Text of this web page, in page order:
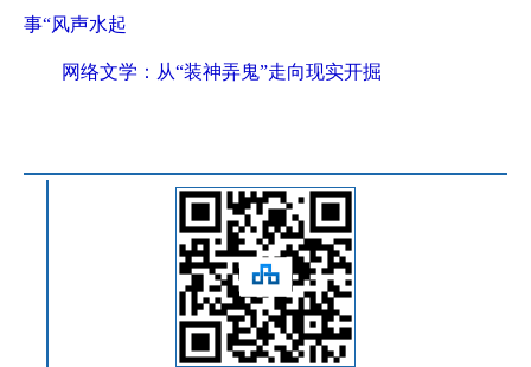
事“风声水起
网络文学：从“装神弄鬼”走向现实开掘